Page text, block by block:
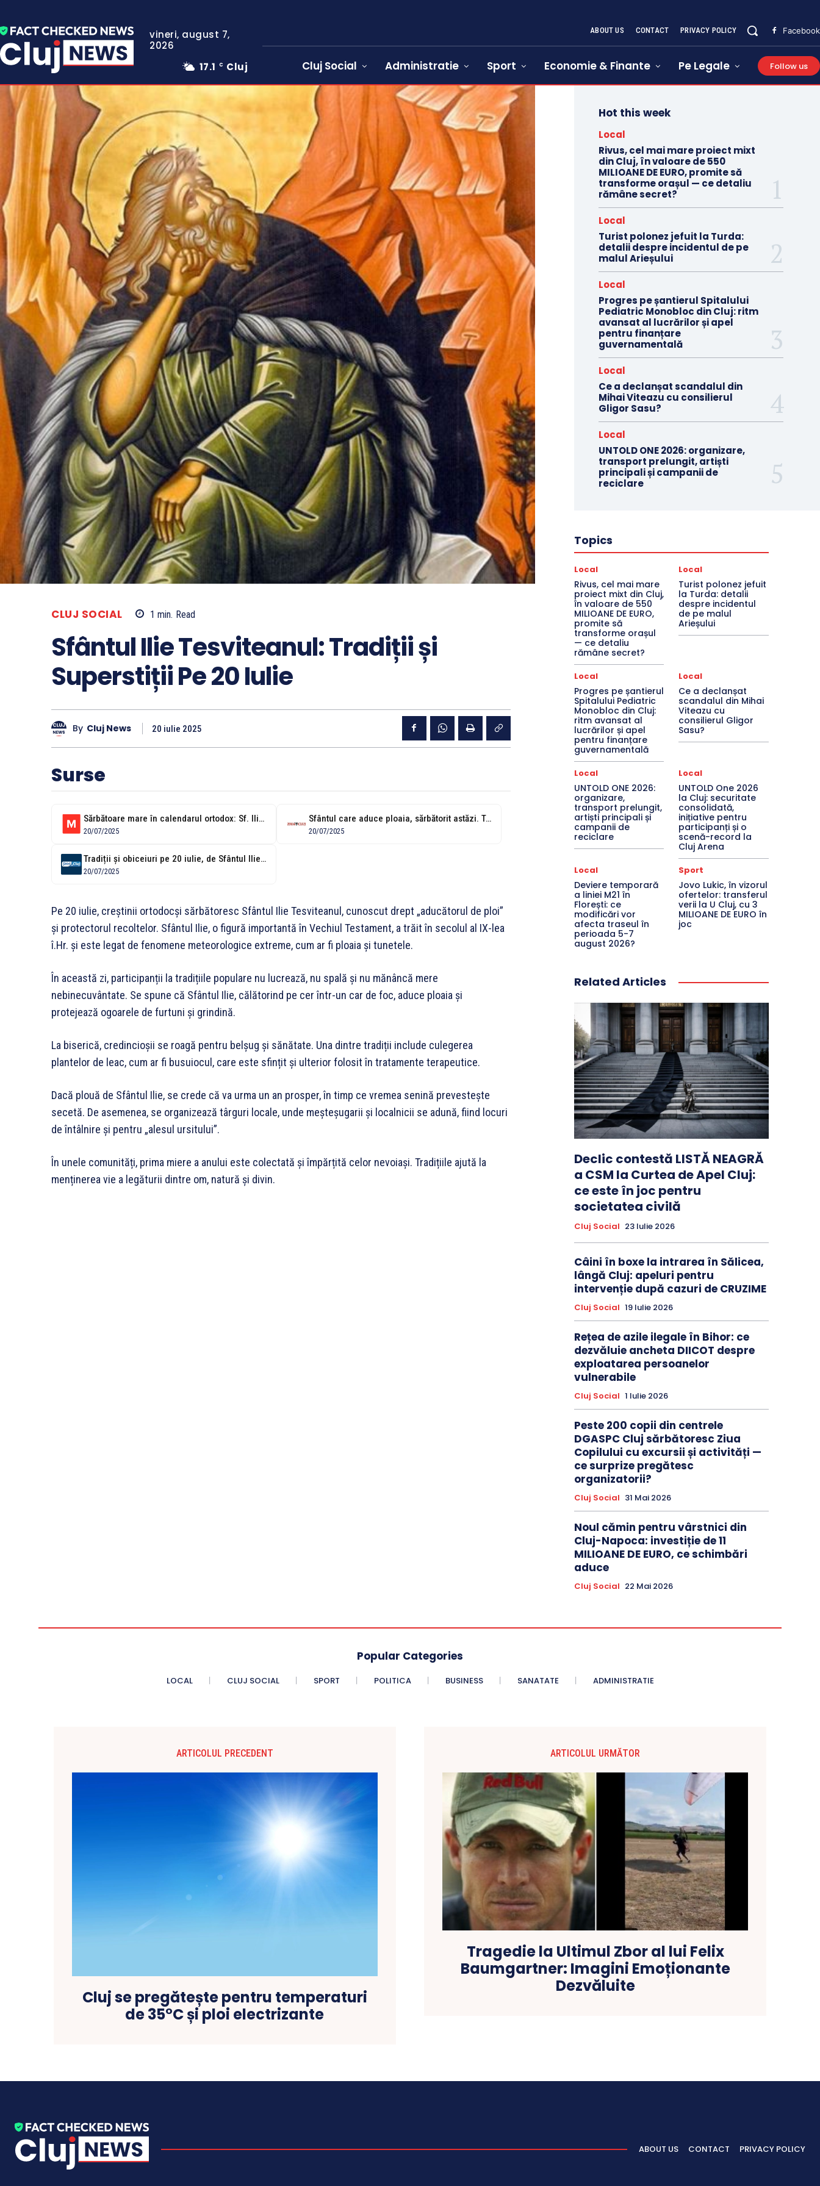
vineri, august 7,
2026
17.1
C Cluj
ABOUT US CONTACT PRIVACY POLICY Facebook
Cluj Social Administratie Sport Economie & Finante Pe Legale Follow us
CLUJ SOCIAL 1 min. Read
Sfântul Ilie Tesviteanul: Tradiții și
Superstiții Pe 20 Iulie
By Cluj News 20 iulie 2025
Surse
Sărbătoare mare în calendarul ortodox: Sf. Ilie, aducătorul de ploi. Tradiții și...
20/07/2025
Sfântul care aduce ploaia, sărbătorit astăzi. Tradiții și superstiții de Sfântul Ilie....
20/07/2025
Tradiții și obiceiuri pe 20 iulie, de Sfântul Ilie. Ce este absolut...
20/07/2025
Pe 20 iulie, creștinii ortodocși sărbătoresc Sfântul Ilie Tesviteanul, cunoscut drept „aducătorul de ploi”
și protectorul recoltelor. Sfântul Ilie, o figură importantă în Vechiul Testament, a trăit în secolul al IX-lea
î.Hr. și este legat de fenomene meteorologice extreme, cum ar fi ploaia și tunetele.
În această zi, participanții la tradițiile populare nu lucrează, nu spală și nu mănâncă mere
nebinecuvântate. Se spune că Sfântul Ilie, călătorind pe cer într-un car de foc, aduce ploaia și
protejează ogoarele de furtuni și grindină.
La biserică, credincioșii se roagă pentru belșug și sănătate. Una dintre tradiții include culegerea
plantelor de leac, cum ar fi busuiocul, care este sfințit și ulterior folosit în tratamente terapeutice.
Dacă plouă de Sfântul Ilie, se crede că va urma un an prosper, în timp ce vremea senină prevestește
secetă. De asemenea, se organizează târguri locale, unde meșteșugarii și localnicii se adună, fiind locuri
de întâlnire și pentru „alesul ursitului”.
În unele comunități, prima miere a anului este colectată și împărțită celor nevoiași. Tradițiile ajută la
menținerea vie a legăturii dintre om, natură și divin.
Hot this week
Local
Rivus, cel mai mare proiect mixt
din Cluj, în valoare de 550
MILIOANE DE EURO, promite să
transforme orașul — ce detaliu
rămâne secret?
Local
Turist polonez jefuit la Turda:
detalii despre incidentul de pe
malul Arieșului
Local
Progres pe șantierul Spitalului
Pediatric Monobloc din Cluj: ritm
avansat al lucrărilor și apel
pentru finanțare
guvernamentală
Local
Ce a declanșat scandalul din
Mihai Viteazu cu consilierul
Gligor Sasu?
Local
UNTOLD ONE 2026: organizare,
transport prelungit, artiști
principali și campanii de
reciclare
Topics
Local
Rivus, cel mai mare
proiect mixt din Cluj,
în valoare de 550
MILIOANE DE EURO,
promite să
transforme orașul
— ce detaliu
rămâne secret?
Local
Turist polonez jefuit
la Turda: detalii
despre incidentul
de pe malul
Arieșului
Local
Progres pe șantierul
Spitalului Pediatric
Monobloc din Cluj:
ritm avansat al
lucrărilor și apel
pentru finanțare
guvernamentală
Local
Ce a declanșat
scandalul din Mihai
Viteazu cu
consilierul Gligor
Sasu?
Local
UNTOLD ONE 2026:
organizare,
transport prelungit,
artiști principali și
campanii de
reciclare
Local
UNTOLD One 2026
la Cluj: securitate
consolidată,
inițiative pentru
participanți și o
scenă-record la
Cluj Arena
Local
Deviere temporară
a liniei M21 în
Florești: ce
modificări vor
afecta traseul în
perioada 5-7
august 2026?
Sport
Jovo Lukic, în vizorul
ofertelor: transferul
verii la U Cluj, cu 3
MILIOANE DE EURO în
joc
Related Articles
Declic contestă LISTĂ NEAGRĂ
a CSM la Curtea de Apel Cluj:
ce este în joc pentru
societatea civilă
Cluj Social 23 Iulie 2026
Câini în boxe la intrarea în Sălicea,
lângă Cluj: apeluri pentru
intervenție după cazuri de CRUZIME
Cluj Social 19 Iulie 2026
Rețea de azile ilegale în Bihor: ce
dezvăluie ancheta DIICOT despre
exploatarea persoanelor
vulnerabile
Cluj Social 1 Iulie 2026
Peste 200 copii din centrele
DGASPC Cluj sărbătoresc Ziua
Copilului cu excursii și activități —
ce surprize pregătesc
organizatorii?
Cluj Social 31 Mai 2026
Noul cămin pentru vârstnici din
Cluj-Napoca: investiție de 11
MILIOANE DE EURO, ce schimbări
aduce
Cluj Social 22 Mai 2026
Popular Categories
LOCAL CLUJ SOCIAL SPORT POLITICA BUSINESS SANATATE ADMINISTRATIE
ARTICOLUL PRECEDENT
Cluj se pregătește pentru temperaturi
de 35°C și ploi electrizante
ARTICOLUL URMĂTOR
Tragedie la Ultimul Zbor al lui Felix
Baumgartner: Imagini Emoționante
Dezvăluite
ABOUT US CONTACT PRIVACY POLICY